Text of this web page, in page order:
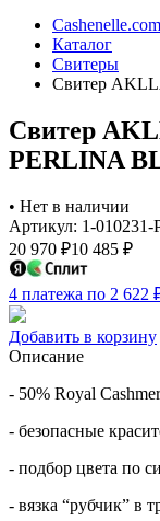
Cashenelle.com
Каталог
Свитеры
Свитер
Свитер
PERLINA
• Нет в наличии
Артикул: 1-010231-
20 970 ₽10 485 ₽
4 платежа по 2 622
Добавить в корзину
Описание
- 50% Royal
- безопасные
- подбор цвета по
- вязка “рубчик” в